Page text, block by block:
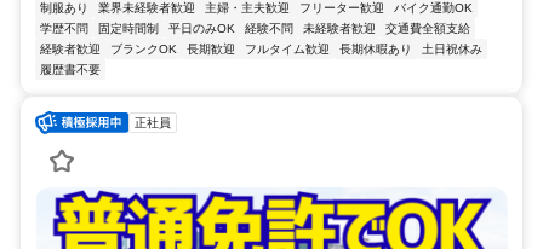
制服あり 業界未経験者歓迎 主婦・主夫歓迎 フリーター歓迎
バイク通勤OK
学歴不問
固定時間制 平日のみOK 経験不問 未経験者歓迎
交通費全額支給
経験者歓迎
ブランクOK 長期歓迎 フルタイム歓迎 長期休暇あり
土日祝休み
履歴書不要
正社員